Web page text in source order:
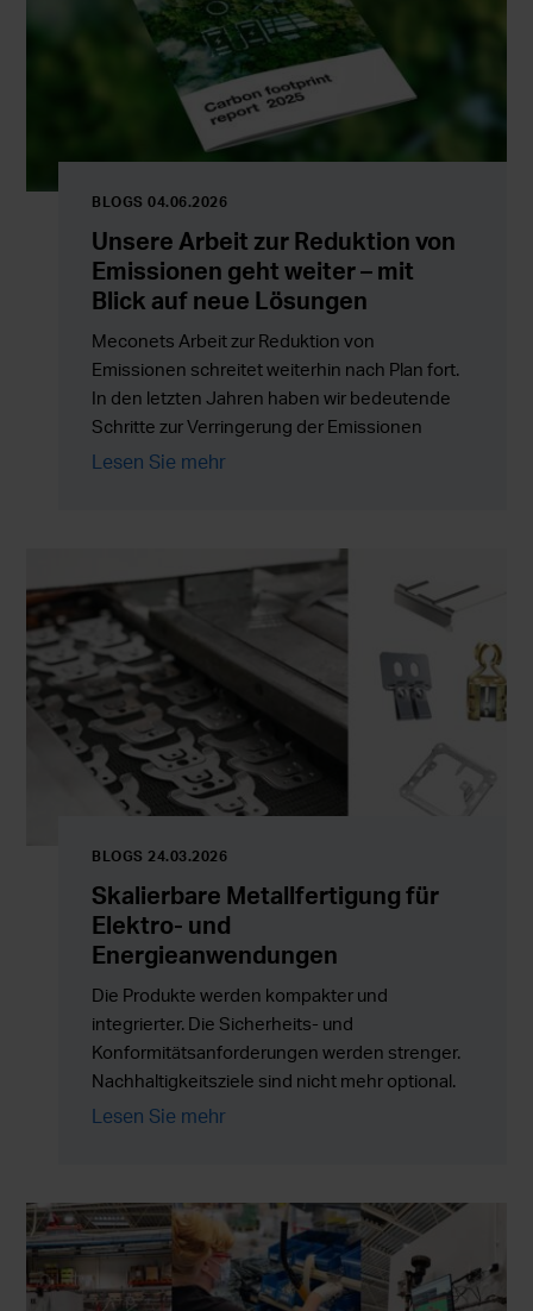
BLOGS 04.06.2026
Unsere Arbeit zur Reduktion von
Emissionen geht weiter – mit
Blick auf neue Lösungen
Meconets Arbeit zur Reduktion von
Emissionen schreitet weiterhin nach Plan fort.
In den letzten Jahren haben wir bedeutende
Schritte zur Verringerung der Emissionen
unserer eigenen Tätigkeit unternommen und
Lesen Sie mehr
BLOGS 24.03.2026
Skalierbare Metallfertigung für
Elektro- und
Energieanwendungen
Die Produkte werden kompakter und
integrierter. Die Sicherheits- und
Konformitätsanforderungen werden strenger.
Nachhaltigkeitsziele sind nicht mehr optional.
Gleichzeitig müssen die Produktionsmengen
Lesen Sie mehr